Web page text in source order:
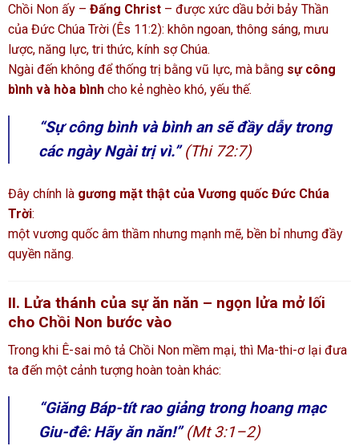
Chồi Non ấy – Đấng Christ – được xức dầu bởi bảy Thần
của Đức Chúa Trời (Ês 11:2): khôn ngoan, thông sáng, mưu
lược, năng lực, tri thức, kính sợ Chúa.
Ngài đến không để thống trị bằng vũ lực, mà bằng sự công
bình và hòa bình cho kẻ nghèo khó, yếu thế.
“Sự công bình và bình an sẽ đầy dẫy trong
các ngày Ngài trị vì.” (Thi 72:7)
Đây chính là gương mặt thật của Vương quốc Đức Chúa
Trời:
một vương quốc âm thầm nhưng mạnh mẽ, bền bỉ nhưng đầy
quyền năng.
II. Lửa thánh của sự ăn năn – ngọn lửa mở lối
cho Chồi Non bước vào
Trong khi Ê-sai mô tả Chồi Non mềm mại, thì Ma-thi-ơ lại đưa
ta đến một cảnh tượng hoàn toàn khác:
“Giăng Báp-tít rao giảng trong hoang mạc
Giu-đê: Hãy ăn năn!” (Mt 3:1–2)